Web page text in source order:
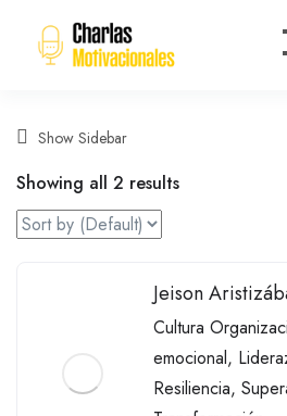
Show Sidebar
Showing all 2 results
Jeison
Cultura
emocional,
Resiliencia,